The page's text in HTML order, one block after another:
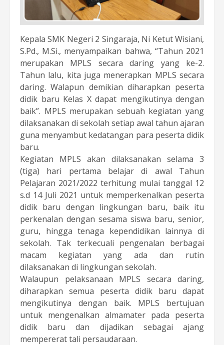
Kepala SMK Negeri 2 Singaraja, Ni Ketut Wisiani,
S.Pd., M.Si., menyampaikan bahwa, “Tahun 2021
merupakan MPLS secara daring yang ke-2.
Tahun lalu, kita juga menerapkan MPLS secara
daring. Walapun demikian diharapkan peserta
didik baru Kelas X dapat mengikutinya dengan
baik”. MPLS merupakan sebuah kegiatan yang
dilaksanakan di sekolah setiap awal tahun ajaran
guna menyambut kedatangan para peserta didik
baru.
Kegiatan MPLS akan dilaksanakan selama 3
(tiga) hari pertama belajar di awal Tahun
Pelajaran 2021/2022 terhitung mulai tanggal 12
s.d 14 Juli 2021 untuk memperkenalkan peserta
didik baru dengan lingkungan baru, baik itu
perkenalan dengan sesama siswa baru, senior,
guru, hingga tenaga kependidikan lainnya di
sekolah. Tak terkecuali pengenalan berbagai
macam kegiatan yang ada dan rutin
dilaksanakan di lingkungan sekolah.
Walaupun pelaksanaan MPLS secara daring,
diharapkan semua peserta didik baru dapat
mengikutinya dengan baik. MPLS bertujuan
untuk mengenalkan almamater pada peserta
didik baru dan dijadikan sebagai ajang
mempererat tali persaudaraan.